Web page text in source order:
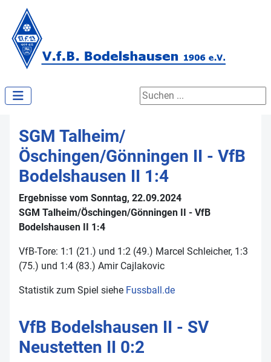
Suchen ...
SGM Talheim/
Öschingen/Gönningen II - VfB
Bodelshausen II 1:4
Ergebnisse vom Sonntag, 22.09.2024
SGM Talheim/Öschingen/Gönningen II - VfB
Bodelshausen II 1:4
VfB-Tore: 1:1 (21.) und 1:2 (49.) Marcel Schleicher, 1:3
(75.) und 1:4 (83.) Amir Cajlakovic
Statistik zum Spiel siehe Fussball.de
VfB Bodelshausen II - SV
Neustetten II 0:2